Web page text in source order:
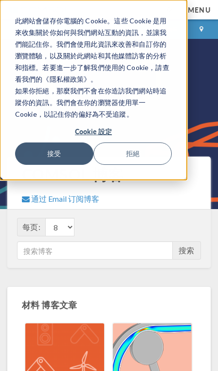
此網站會儲存你電腦的 Cookie。這些 Cookie 是用
來收集關於你如何與我們網站互動的資訊，並讓我
們能記住你。我們會使用此資訊來改善和自訂你的
瀏覽體驗，以及關於此網站和其他媒體訪客的分析
和指標。若要進一步了解我們使用的 Cookie，請查
看我們的《隱私權政策》。
如果你拒絕，那麼我們不會在你造訪我們網站時追
蹤你的資訊。我們會在你的瀏覽器使用單一
Cookie，以記住你的偏好為不受追蹤。
Cookie 設定
接受 拒絕
MENU
登录 咨询与购买
COMSOL 博客
通过 Email 订阅博客
每页:
搜索
材料 博客文章